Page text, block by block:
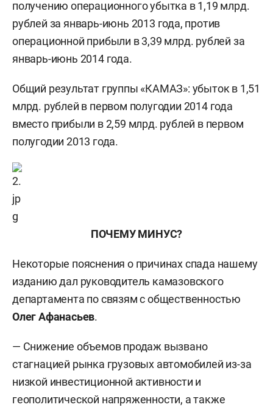
получению операционного убытка в 1,19 млрд.
рублей за январь-июнь 2013 года, против
операционной прибыли в 3,39 млрд. рублей за
январь-июнь 2014 года.
Общий результат группы «КАМАЗ»: убыток в 1,51
млрд. рублей в первом полугодии 2014 года
вместо прибыли в 2,59 млрд. рублей в первом
полугодии 2013 года.
ПОЧЕМУ МИНУС?
Некоторые пояснения о причинах спада нашему
изданию дал руководитель камазовского
департамента по связям с общественностью
Олег Афанасьев.
— Снижение объемов продаж вызвано
стагнацией рынка грузовых автомобилей из-за
низкой инвестиционной активности и
геополитической напряженности, а также